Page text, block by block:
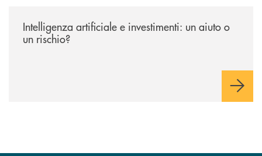
Intelligenza artificiale e investimenti: un aiuto o
un rischio?